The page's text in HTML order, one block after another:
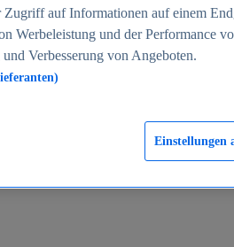
2005-2025
Zugriff auf Informationen auf einem
Werbeleistung und der Performance
Verbesserung von Angeboten.
Einstellungen